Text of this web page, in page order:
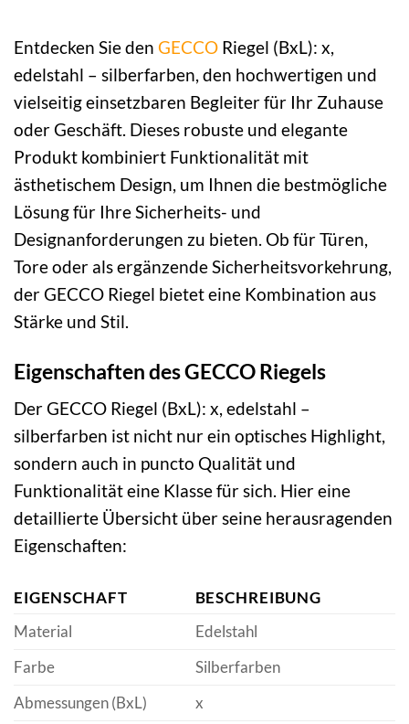
Entdecken Sie den GECCO Riegel (BxL): x,
edelstahl – silberfarben, den hochwertigen und
vielseitig einsetzbaren Begleiter für Ihr Zuhause
oder Geschäft. Dieses robuste und elegante
Produkt kombiniert Funktionalität mit
ästhetischem Design, um Ihnen die bestmögliche
Lösung für Ihre Sicherheits- und
Designanforderungen zu bieten. Ob für Türen,
Tore oder als ergänzende Sicherheitsvorkehrung,
der GECCO Riegel bietet eine Kombination aus
Stärke und Stil.
Eigenschaften des GECCO Riegels
Der GECCO Riegel (BxL): x, edelstahl –
silberfarben ist nicht nur ein optisches Highlight,
sondern auch in puncto Qualität und
Funktionalität eine Klasse für sich. Hier eine
detaillierte Übersicht über seine herausragenden
Eigenschaften:
EIGENSCHAFT
BESCHREIBUNG
Material
Edelstahl
Farbe
Silberfarben
Abmessungen (BxL)
x